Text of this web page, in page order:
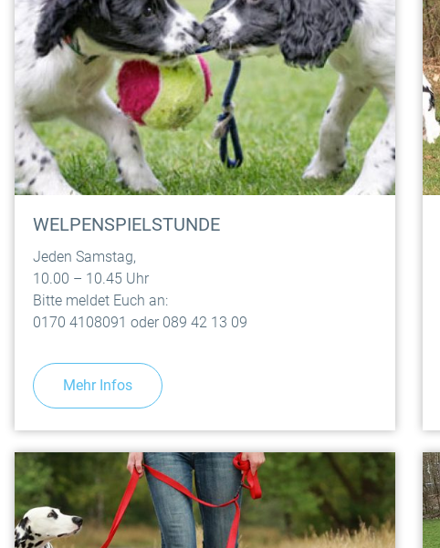
WELPENSPIELSTUNDE
Jeden Samstag,
10.00 – 10.45 Uhr
Bitte meldet Euch an:
0170 4108091 oder 089 42 13 09
Mehr Infos